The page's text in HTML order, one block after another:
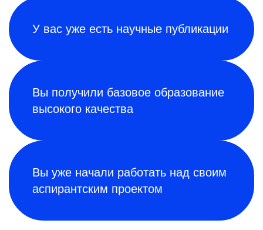
У вас уже есть научные публикации
Вы получили базовое образование
высокого качества
Вы уже начали работать над своим
аспирантским проектом